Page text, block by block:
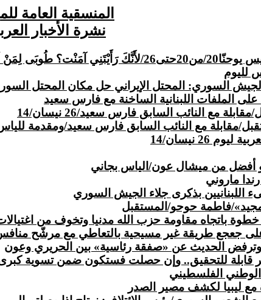
المنسقية العامة
نشرة الأخبار العربية ليوم
يوحنّا20/من20حتى26/
لأَنَّكَ رَأَيْتَنِي آمَنْت؟ طُوبَى لِمَنْ
لليوم
السوري: المحتل الإيراني حل مكان المحتل
الملفات اللبنانية الساخنة مع فارس سعيد
مع النائب السابق فارس سعيد/26 نيسان/14
مع النائب السابق فارس سعيد/ومقدمة للياس بجاني/26
26 نيسان/14
أفضل من ميشال عون/الياس بجاني
ماروني
باتجاه مقاومة حزب الله مدنيا وتخوف من
جعجع طريقة غير مسيحية بالتعاطي مع مرشّح
وترفض الحديث عن «صفقة رئاسية» بين الحريري وعون
قابلة للتحقيق.. وإن حصلت فستكون ضمن تسوية
الفلسطيني
مع ليبيا لكشف مصير الصدر